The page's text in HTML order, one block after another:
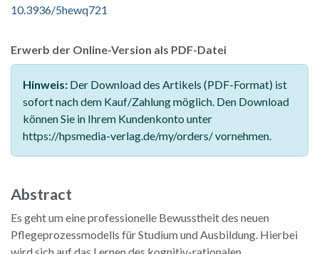
10.3936/5hewq721
Erwerb der Online-Version als PDF-Datei
Hinweis: Der Download des Artikels (PDF-Format) ist
sofort nach dem Kauf/Zahlung möglich. Den Download
können Sie in Ihrem Kundenkonto unter
https://hpsmedia-verlag.de/my/orders/ vornehmen.
Abstract
Es geht um eine professionelle Bewusstheit des neuen
Pflegeprozessmodells für Studium und Ausbildung. Hierbei
wird sich auf das Lernen des kognitiv-rationalen,